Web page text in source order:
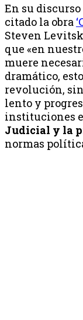
En su
citado la obra
Steven
que «en
muere
dramático,
revolución,
lento y
instituciones
Judicial y la
normas